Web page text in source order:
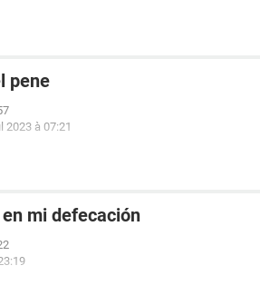
pene
2023 à 07:21
mi defecación